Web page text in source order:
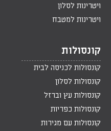
ויטרינות לסלון
ויטרינות למטבח
קונסולות
קונסולות לכניסה לבית
קונסולות לסלון
קונסולות עץ וברזל
קונסולות כפריות
קונסולות עם מגירות